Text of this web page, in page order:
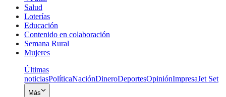
Salud
Loterías
Educación
Contenido en colaboración
Semana Rural
Mujeres
Últimas
noticiasPolíticaNaciónDineroDeportesOpiniónImpresaJet Set
Más